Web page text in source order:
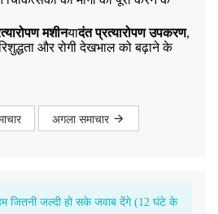
मशीनयादंत प्रत्यारोपण उपकरण,
और रोगी देखभाल को बढ़ाने के
अगला समाचार
जितनी जल्दी हो सके जवाब देंगे (12 घंटे के